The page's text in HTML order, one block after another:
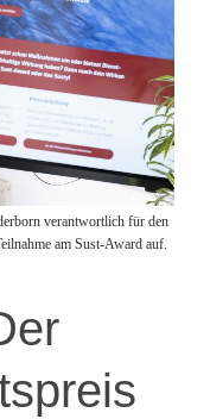
verantwortlich für den
am Sust-Award auf.